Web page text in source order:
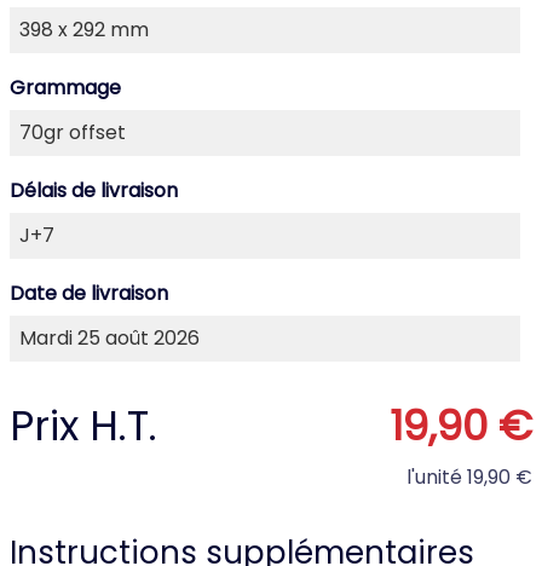
Grammage
Délais de livraison
Date de livraison
Prix H.T. 19,90 €
l'unité19,90 €
Instructions supplémentaires